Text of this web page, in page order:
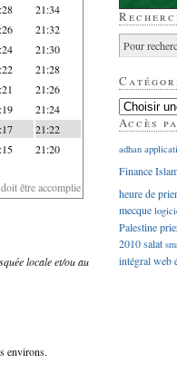
21:34
21:32
21:30
21:28
21:26
21:24
21:22
21:20
être accomplie
locale et/ou au
environs.
Accès
adhan
Finance
heure de
mecque
Palestine
2010salat
intégralweb